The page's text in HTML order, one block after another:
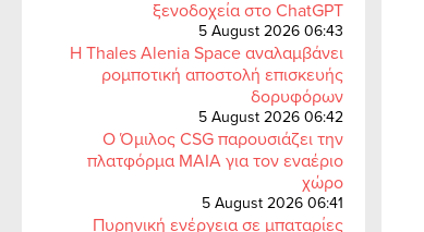
ξενοδοχεία στο ChatGPT
5 August 2026 06:43
Η Thales Alenia Space αναλαμβάνει
ρομποτική αποστολή επισκευής
δορυφόρων
5 August 2026 06:42
Ο Όμιλος CSG παρουσιάζει την
πλατφόρμα MAIA για τον εναέριο
χώρο
5 August 2026 06:41
Πυρηνική ενέργεια σε μπαταρίες